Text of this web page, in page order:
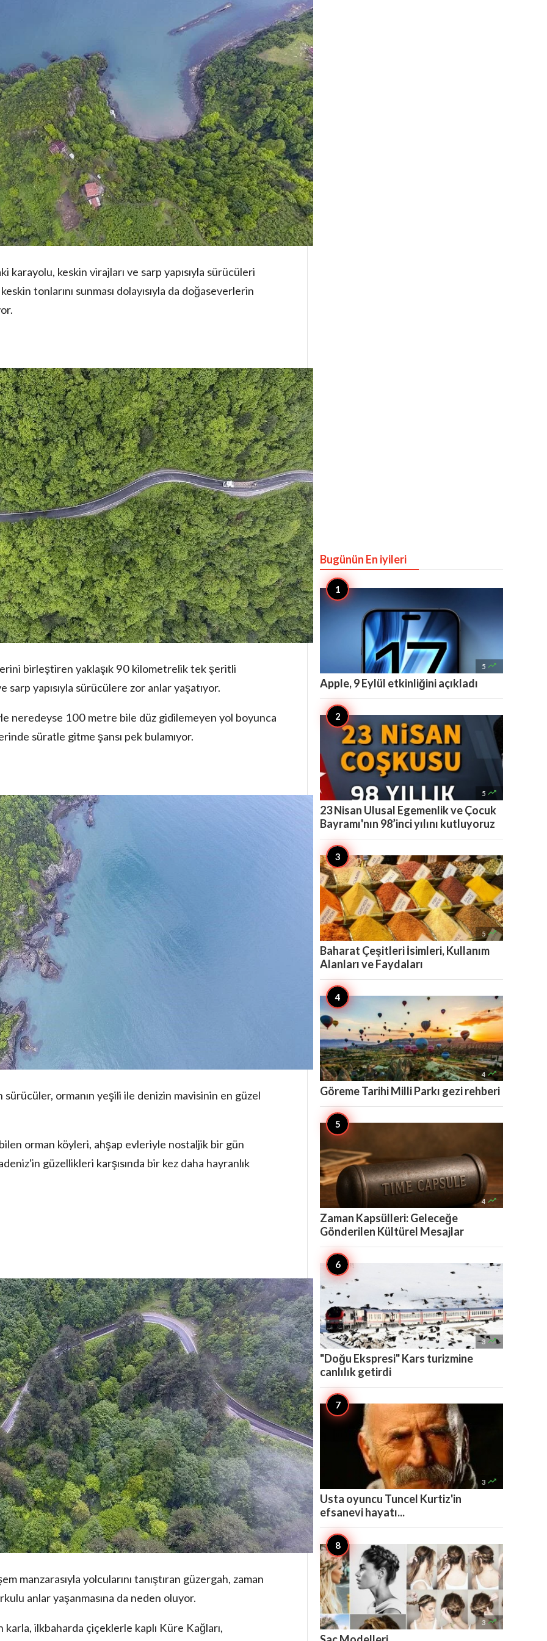
karayolu, keskin virajları ve sarp yapısıyla sürücüleri
tonlarını sunması dolayısıyla da doğaseverlerin
birleştiren yaklaşık 90 kilometrelik tek şeritli
sarp yapısıyla sürücülere zor anlar yaşatıyor.
neredeyse 100 metre bile düz gidilemeyen yol boyunca
süratle gitme şansı pek bulamıyor.
sürücüler, ormanın yeşili ile denizin mavisinin en güzel
orman köyleri, ahşap evleriyle nostaljik bir gün
güzellikleri karşısında bir kez daha hayranlık
manzarasıyla yolcularını tanıştıran güzergah, zaman
anlar yaşanmasına da neden oluyor.
karla, ilkbaharda çiçeklerle kaplı Küre Kağları,
Bugünün En iyileri
5 
Apple, 9 Eylül etkinliğini açıkladı
5 
23 Nisan Ulusal Egemenlik ve Çocuk
Bayramı'nın 98’inci yılını kutluyoruz
5 
Baharat Çeşitleri İsimleri, Kullanım
Alanları ve Faydaları
4 
Göreme Tarihi Milli Parkı gezi rehberi
4 
Zaman Kapsülleri: Geleceğe
Gönderilen Kültürel Mesajlar
3 
"Doğu Ekspresi" Kars turizmine
canlılık getirdi
3 
Usta oyuncu Tuncel Kurtiz'in
efsanevi hayatı...
3 